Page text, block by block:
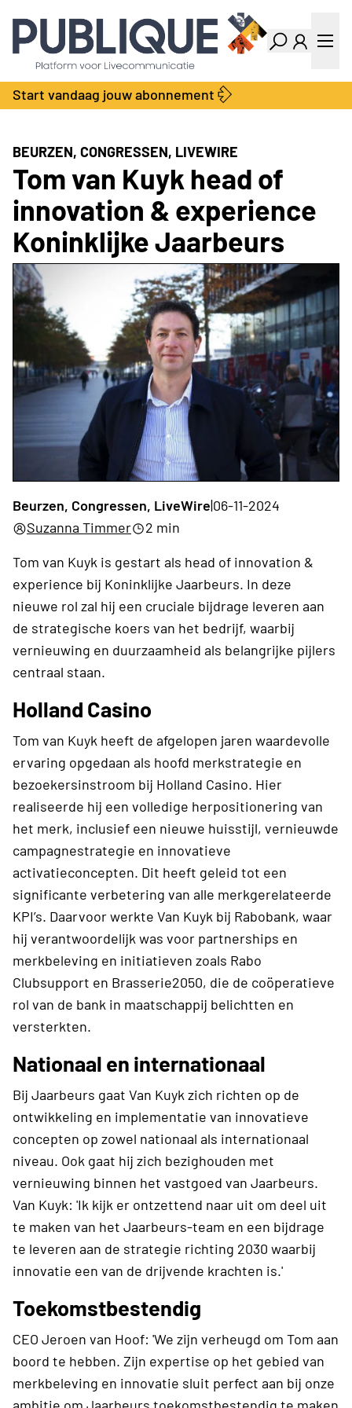
Industry Dashboard
Vacatures
Kalender
Producten
Bedrijvengids
Locatie Finder
Contact
Adverteren
Abonnementen
Start vandaag jouw abonnement
BEURZEN, CONGRESSEN, LIVEWIRE
Tom van Kuyk head of
innovation & experience
Koninklijke Jaarbeurs
Beurzen, Congressen, LiveWire|06-11-2024
Suzanna Timmer
2 min
Tom van Kuyk is gestart als head of innovation &
experience bij Koninklijke Jaarbeurs. In deze
nieuwe rol zal hij een cruciale bijdrage leveren aan
de strategische koers van het bedrijf, waarbij
vernieuwing en duurzaamheid als belangrijke pijlers
centraal staan.
Holland Casino
Tom van Kuyk heeft de afgelopen jaren waardevolle
ervaring opgedaan als hoofd merkstrategie en
bezoekersinstroom bij Holland Casino. Hier
realiseerde hij een volledige herpositionering van
het merk, inclusief een nieuwe huisstijl, vernieuwde
campagnestrategie en innovatieve
activatieconcepten. Dit heeft geleid tot een
significante verbetering van alle merkgerelateerde
KPI’s. Daarvoor werkte Van Kuyk bij Rabobank, waar
hij verantwoordelijk was voor partnerships en
merkbeleving en initiatieven zoals Rabo
Clubsupport en Brasserie2050, die de coöperatieve
rol van de bank in maatschappij belichtten en
versterkten.
Nationaal en internationaal
Bij Jaarbeurs gaat Van Kuyk zich richten op de
ontwikkeling en implementatie van innovatieve
concepten op zowel nationaal als internationaal
niveau. Ook gaat hij zich bezighouden met
vernieuwing binnen het vastgoed van Jaarbeurs.
Van Kuyk: 'Ik kijk er ontzettend naar uit om deel uit
te maken van het Jaarbeurs-team en een bijdrage
te leveren aan de strategie richting 2030 waarbij
innovatie een van de drijvende krachten is.'
Toekomstbestendig
CEO Jeroen van Hoof: 'We zijn verheugd om Tom aan
boord te hebben. Zijn expertise op het gebied van
merkbeleving en innovatie sluit perfect aan bij onze